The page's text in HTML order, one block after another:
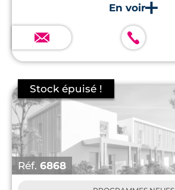
Réf. 6868